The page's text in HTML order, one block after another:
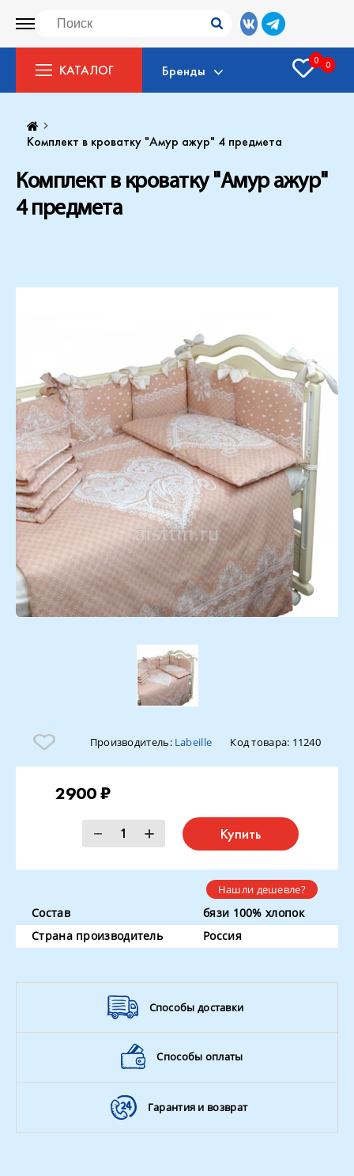
КАТАЛОГ Бренды
0 0
Комплект в кроватку "Амур ажур" 4 предмета
Комплект в кроватку "Амур ажур"
4 предмета
Производитель: Labeille Код товара: 11240
2900 ₽
Купить
Нашли дешевле?
Состав
бязи 100% хлопок
Страна производитель
Россия
Способы доставки
Способы оплаты
Гарантия и возврат